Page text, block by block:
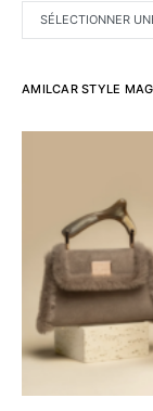
CATÉGORIES
AMILCAR STYLE